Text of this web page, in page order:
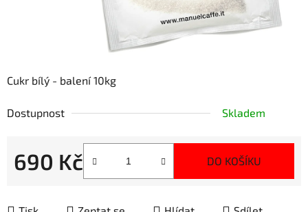
Cukr bílý - balení 10kg
Dostupnost Skladem
690 Kč DO KOŠÍKU